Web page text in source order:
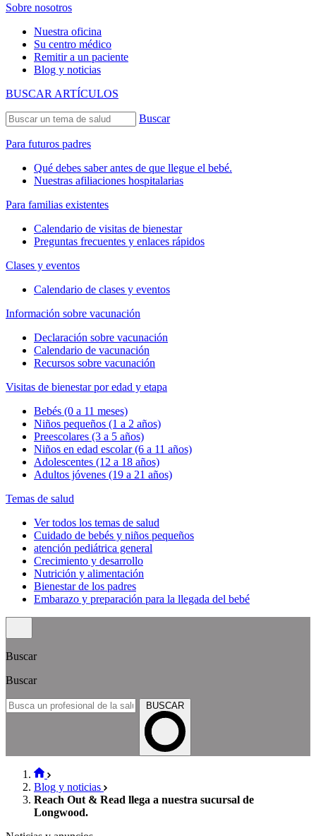
Sobre nosotros
Nuestra oficina
Su centro médico
Remitir a un paciente
Blog y noticias
BUSCAR ARTÍCULOS
Buscar
Para futuros padres
Qué debes saber antes de que llegue el bebé.
Nuestras afiliaciones hospitalarias
Para familias existentes
Calendario de visitas de bienestar
Preguntas frecuentes y enlaces rápidos
Clases y eventos
Calendario de clases y eventos
Información sobre vacunación
Declaración sobre vacunación
Calendario de vacunación
Recursos sobre vacunación
Visitas de bienestar por edad y etapa
Bebés (0 a 11 meses)
Niños pequeños (1 a 2 años)
Preescolares (3 a 5 años)
Niños en edad escolar (6 a 11 años)
Adolescentes (12 a 18 años)
Adultos jóvenes (19 a 21 años)
Temas de salud
Ver todos los temas de salud
Cuidado de bebés y niños pequeños
atención pediátrica general
Crecimiento y desarrollo
Nutrición y alimentación
Bienestar de los padres
Embarazo y preparación para la llegada del bebé
Buscar
Buscar
BUSCAR
Blog y noticias
Reach Out & Read llega a nuestra sucursal de
Longwood.